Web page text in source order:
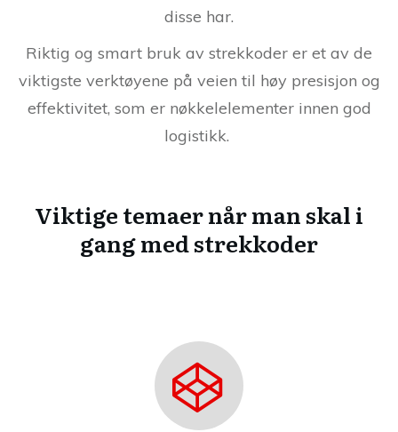
disse har.
Riktig og smart bruk av strekkoder er et av de
viktigste verktøyene på veien til høy presisjon og
effektivitet, som er nøkkelelementer innen god
logistikk.
Viktige temaer når man skal i
gang med strekkoder